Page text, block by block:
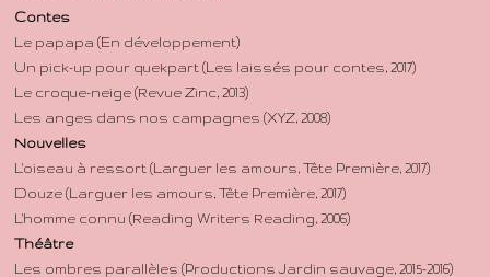
Contes
Le papapa (En développement)
Un pick-up pour quekpart (Les laissés pour contes, 2017)
Le croque-neige (Revue Zinc, 2013)
Les anges dans nos campagnes (XYZ, 2008)
Nouvelles
L'oiseau à ressort (Larguer les amours, Tête Première, 2017)
Douze (Larguer les amours, Tête Première, 2017)
L'homme connu (Reading Writers Reading, 2006)
Théâtre
Les ombres parallèles (Productions Jardin sauvage, 2015-2016)